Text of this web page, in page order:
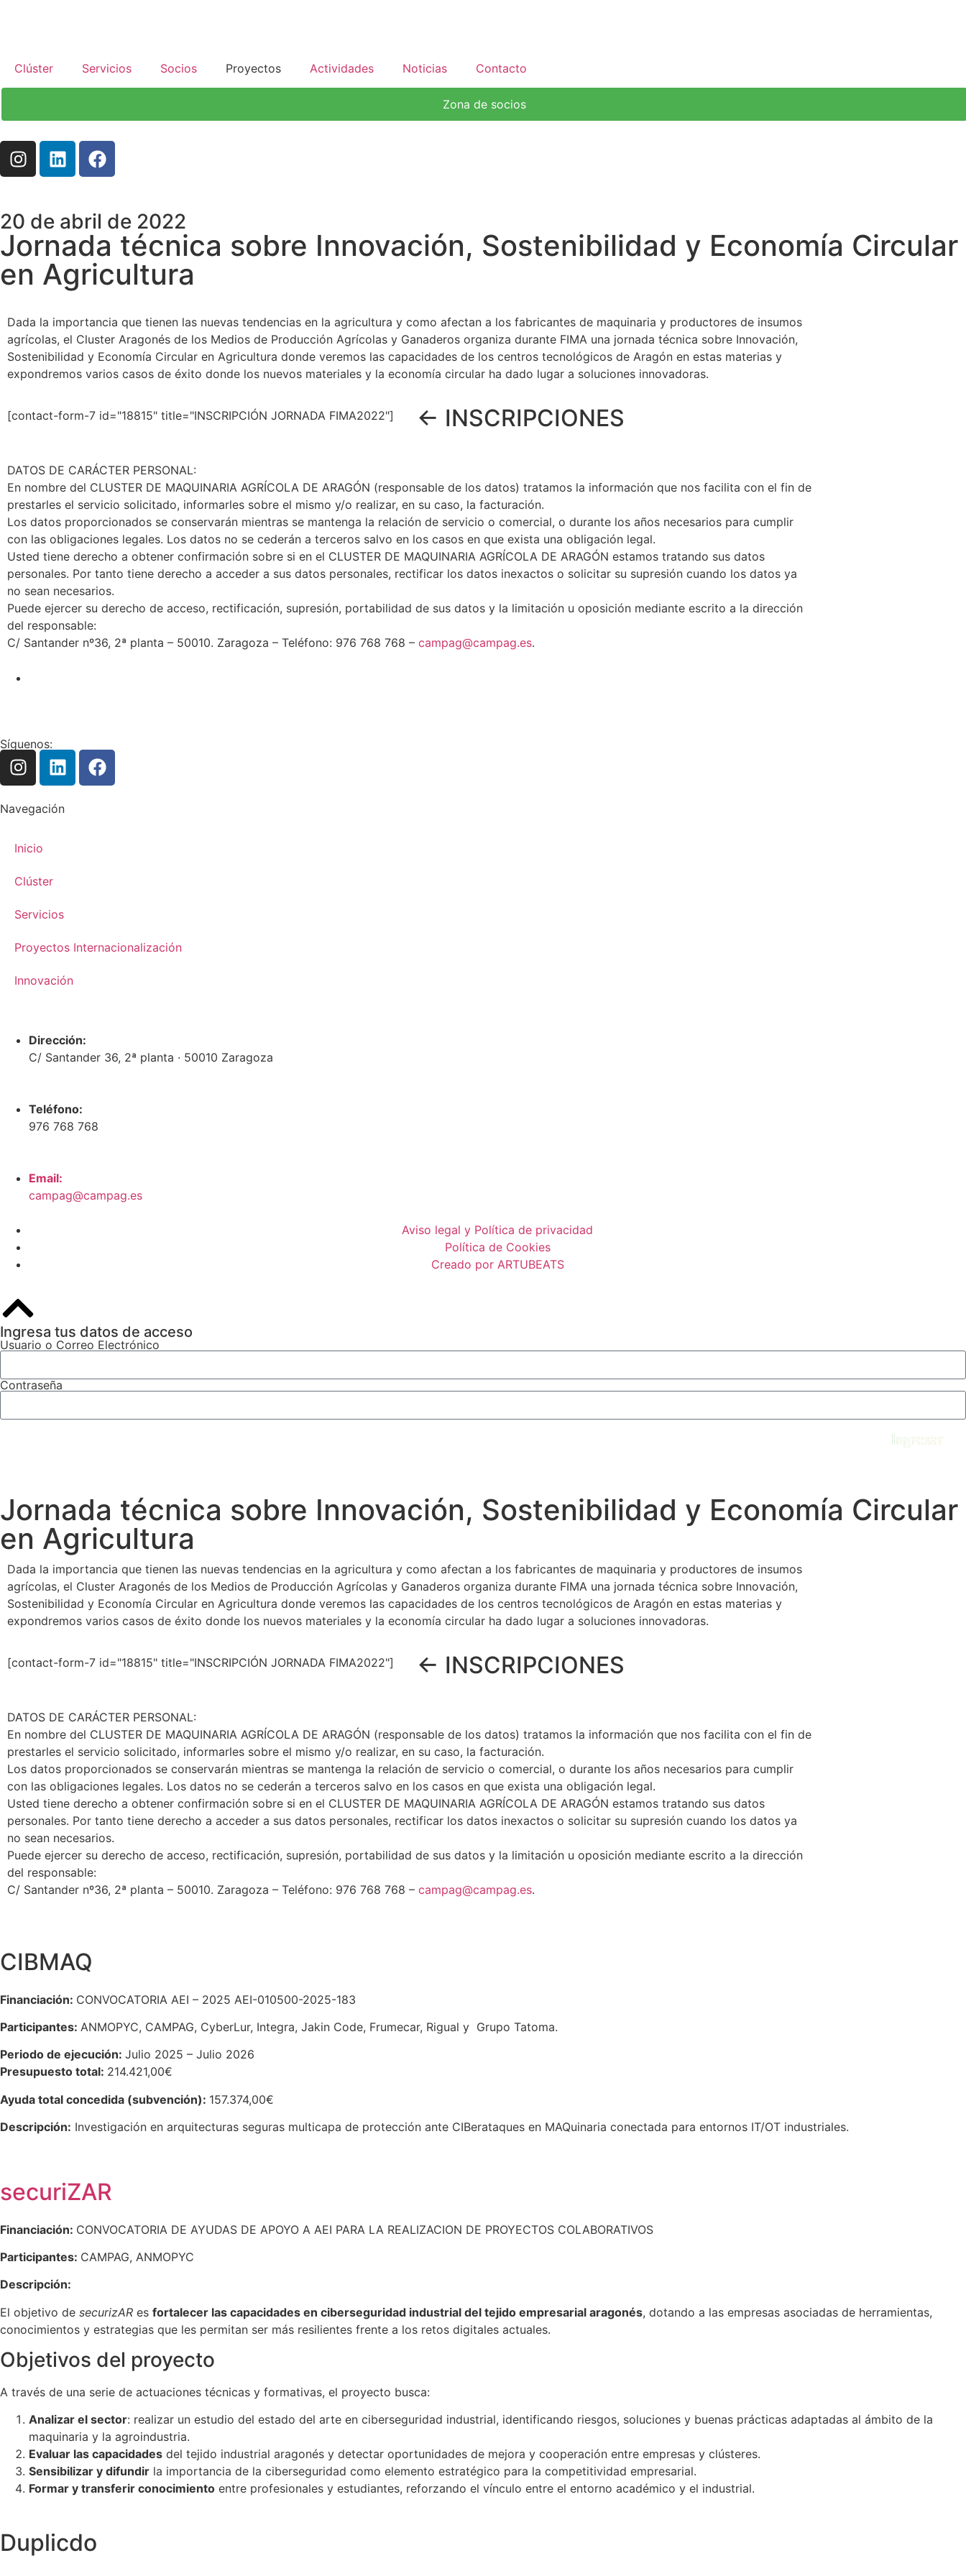
Clúster Servicios Socios Proyectos Actividades Noticias Contacto
Zona de socios
20 de abril de 2022
Jornada técnica sobre Innovación, Sostenibilidad y Economía Circular
en Agricultura
Dada la importancia que tienen las nuevas tendencias en la agricultura y como afectan a los fabricantes de maquinaria y productores de insumos
agrícolas, el Cluster Aragonés de los Medios de Producción Agrícolas y Ganaderos organiza durante FIMA una jornada técnica sobre Innovación,
Sostenibilidad y Economía Circular en Agricultura donde veremos las capacidades de los centros tecnológicos de Aragón en estas materias y
expondremos varios casos de éxito donde los nuevos materiales y la economía circular ha dado lugar a soluciones innovadoras.
[contact-form-7 id="18815" title="INSCRIPCIÓN JORNADA FIMA2022"] ← INSCRIPCIONES
DATOS DE CARÁCTER PERSONAL:
En nombre del CLUSTER DE MAQUINARIA AGRÍCOLA DE ARAGÓN (responsable de los datos) tratamos la información que nos facilita con el fin de
prestarles el servicio solicitado, informarles sobre el mismo y/o realizar, en su caso, la facturación.
Los datos proporcionados se conservarán mientras se mantenga la relación de servicio o comercial, o durante los años necesarios para cumplir
con las obligaciones legales. Los datos no se cederán a terceros salvo en los casos en que exista una obligación legal.
Usted tiene derecho a obtener confirmación sobre si en el CLUSTER DE MAQUINARIA AGRÍCOLA DE ARAGÓN estamos tratando sus datos
personales. Por tanto tiene derecho a acceder a sus datos personales, rectificar los datos inexactos o solicitar su supresión cuando los datos ya
no sean necesarios.
Puede ejercer su derecho de acceso, rectificación, supresión, portabilidad de sus datos y la limitación u oposición mediante escrito a la dirección
del responsable:
C/ Santander nº36, 2ª planta – 50010. Zaragoza – Teléfono: 976 768 768 – campag@campag.es.
Síguenos:
Navegación
Inicio
Clúster
Servicios
Proyectos Internacionalización
Innovación
Dirección:
C/ Santander 36, 2ª planta · 50010 Zaragoza
Teléfono:
976 768 768
Email:
campag@campag.es
Aviso legal y Política de privacidad
Política de Cookies
Creado por ARTUBEATS
Ingresa tus datos de acceso
Usuario o Correo Electrónico
Contraseña
Ingresar
Jornada técnica sobre Innovación, Sostenibilidad y Economía Circular
en Agricultura
Dada la importancia que tienen las nuevas tendencias en la agricultura y como afectan a los fabricantes de maquinaria y productores de insumos
agrícolas, el Cluster Aragonés de los Medios de Producción Agrícolas y Ganaderos organiza durante FIMA una jornada técnica sobre Innovación,
Sostenibilidad y Economía Circular en Agricultura donde veremos las capacidades de los centros tecnológicos de Aragón en estas materias y
expondremos varios casos de éxito donde los nuevos materiales y la economía circular ha dado lugar a soluciones innovadoras.
[contact-form-7 id="18815" title="INSCRIPCIÓN JORNADA FIMA2022"] ← INSCRIPCIONES
DATOS DE CARÁCTER PERSONAL:
En nombre del CLUSTER DE MAQUINARIA AGRÍCOLA DE ARAGÓN (responsable de los datos) tratamos la información que nos facilita con el fin de
prestarles el servicio solicitado, informarles sobre el mismo y/o realizar, en su caso, la facturación.
Los datos proporcionados se conservarán mientras se mantenga la relación de servicio o comercial, o durante los años necesarios para cumplir
con las obligaciones legales. Los datos no se cederán a terceros salvo en los casos en que exista una obligación legal.
Usted tiene derecho a obtener confirmación sobre si en el CLUSTER DE MAQUINARIA AGRÍCOLA DE ARAGÓN estamos tratando sus datos
personales. Por tanto tiene derecho a acceder a sus datos personales, rectificar los datos inexactos o solicitar su supresión cuando los datos ya
no sean necesarios.
Puede ejercer su derecho de acceso, rectificación, supresión, portabilidad de sus datos y la limitación u oposición mediante escrito a la dirección
del responsable:
C/ Santander nº36, 2ª planta – 50010. Zaragoza – Teléfono: 976 768 768 – campag@campag.es.
CIBMAQ
Financiación: CONVOCATORIA AEI – 2025 AEI-010500-2025-183
Participantes: ANMOPYC, CAMPAG, CyberLur, Integra, Jakin Code, Frumecar, Rigual y Grupo Tatoma.
Periodo de ejecución: Julio 2025 – Julio 2026
Presupuesto total: 214.421,00€
Ayuda total concedida (subvención): 157.374,00€
Descripción: Investigación en arquitecturas seguras multicapa de protección ante CIBerataques en MAQuinaria conectada para entornos IT/OT industriales.
securiZAR
Financiación: CONVOCATORIA DE AYUDAS DE APOYO A AEI PARA LA REALIZACION DE PROYECTOS COLABORATIVOS
Participantes: CAMPAG, ANMOPYC
Descripción:
El objetivo de securizAR es fortalecer las capacidades en ciberseguridad industrial del tejido empresarial aragonés, dotando a las empresas asociadas de herramientas,
conocimientos y estrategias que les permitan ser más resilientes frente a los retos digitales actuales.
Objetivos del proyecto
A través de una serie de actuaciones técnicas y formativas, el proyecto busca:
Analizar el sector: realizar un estudio del estado del arte en ciberseguridad industrial, identificando riesgos, soluciones y buenas prácticas adaptadas al ámbito de la
maquinaria y la agroindustria.
Evaluar las capacidades del tejido industrial aragonés y detectar oportunidades de mejora y cooperación entre empresas y clústeres.
Sensibilizar y difundir la importancia de la ciberseguridad como elemento estratégico para la competitividad empresarial.
Formar y transferir conocimiento entre profesionales y estudiantes, reforzando el vínculo entre el entorno académico y el industrial.
Duplicdo